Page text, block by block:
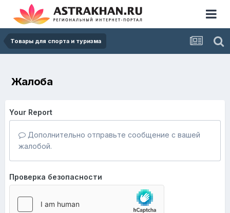
Товары для спорта и туризма
Жалоба
Your Report
Дополнительно отправьте сообщение с вашей
жалобой.
Проверка безопасности